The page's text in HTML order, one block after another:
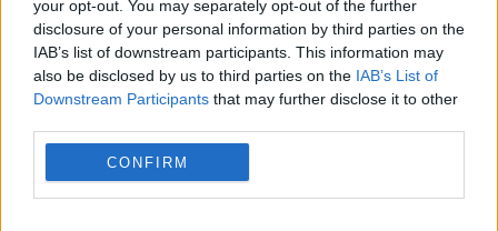
your opt-out. You may separately opt-out of the further
disclosure of your personal information by third parties on the
IAB’s list of downstream participants. This information may
also be disclosed by us to third parties on the IAB’s List of
Downstream Participants that may further disclose it to other
CONFIRM
Yahya Sinwar